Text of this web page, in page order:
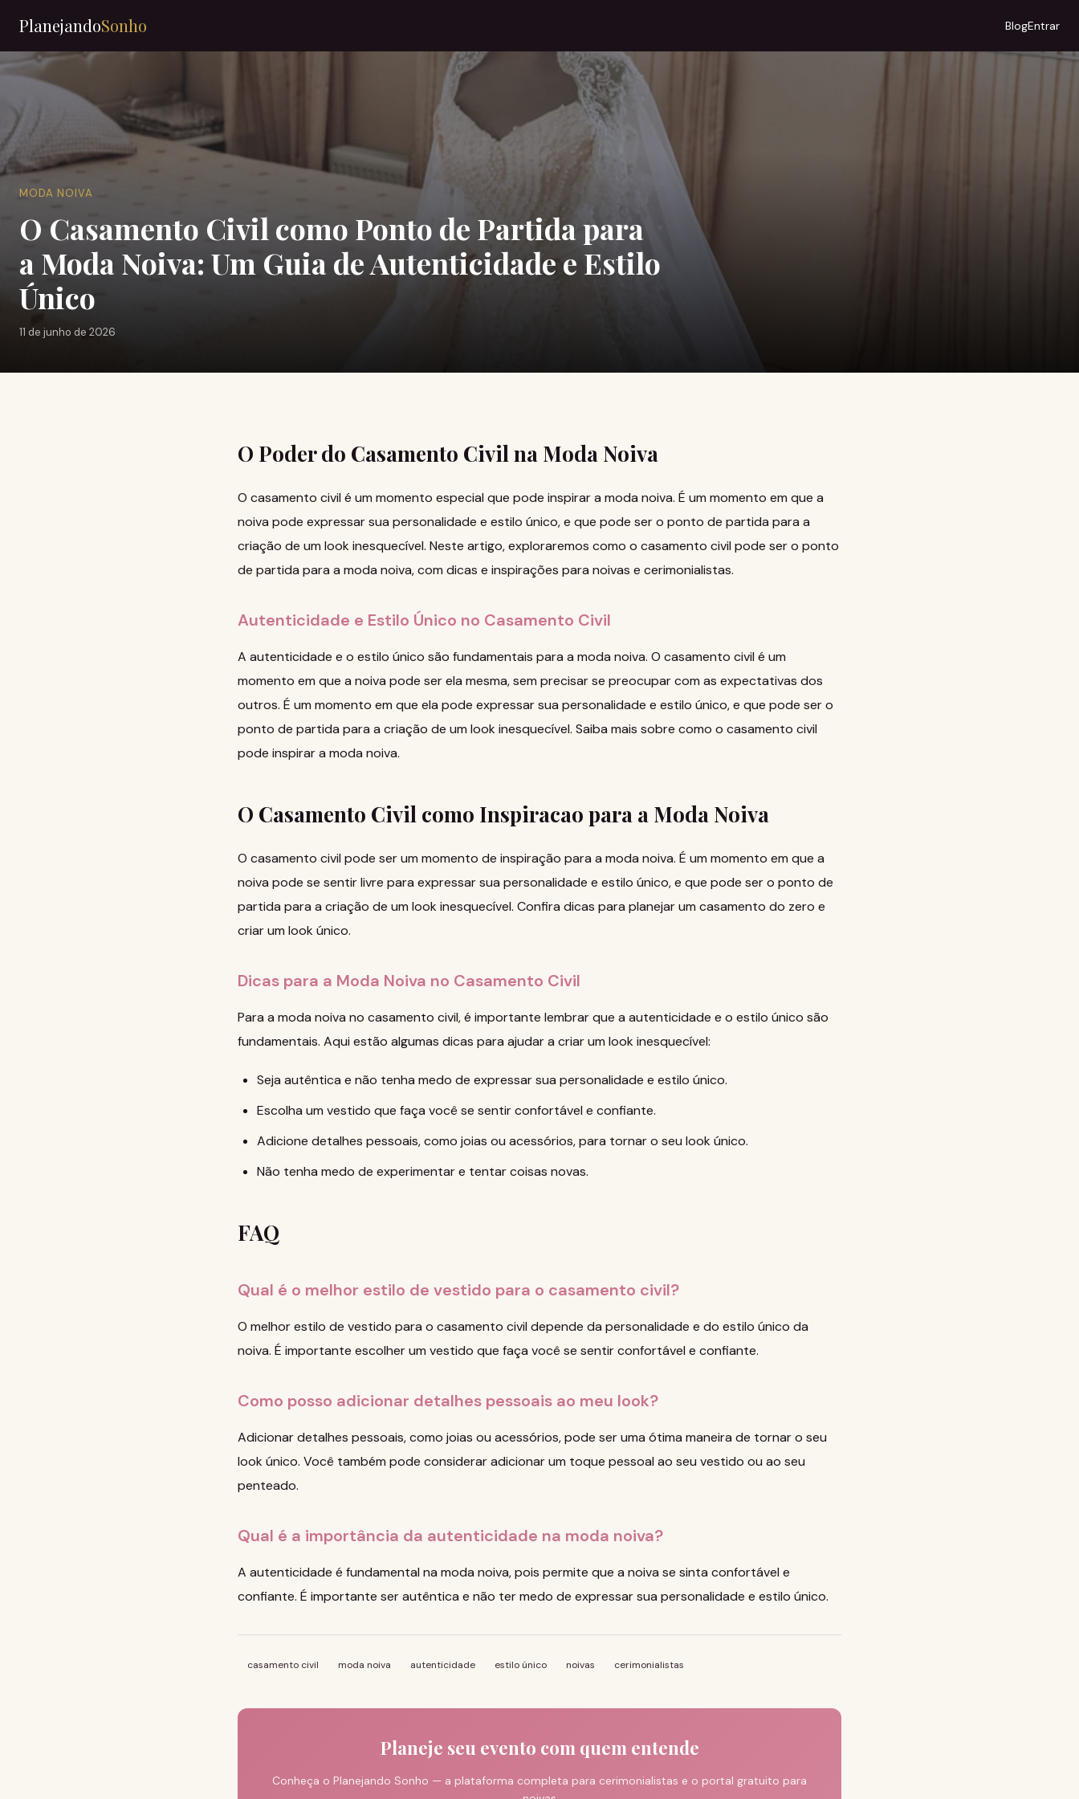
PlanejandoSonho BlogEntrar
MODA NOIVA
O Casamento Civil como Ponto de Partida para
a Moda Noiva: Um Guia de Autenticidade e Estilo
Único
11 de junho de 2026
O Poder do Casamento Civil na Moda Noiva
O casamento civil é um momento especial que pode inspirar a moda noiva. É um momento em que a
noiva pode expressar sua personalidade e estilo único, e que pode ser o ponto de partida para a
criação de um look inesquecível. Neste artigo, exploraremos como o casamento civil pode ser o ponto
de partida para a moda noiva, com dicas e inspirações para noivas e cerimonialistas.
Autenticidade e Estilo Único no Casamento Civil
A autenticidade e o estilo único são fundamentais para a moda noiva. O casamento civil é um
momento em que a noiva pode ser ela mesma, sem precisar se preocupar com as expectativas dos
outros. É um momento em que ela pode expressar sua personalidade e estilo único, e que pode ser o
ponto de partida para a criação de um look inesquecível. Saiba mais sobre como o casamento civil
pode inspirar a moda noiva.
O Casamento Civil como Inspiracao para a Moda Noiva
O casamento civil pode ser um momento de inspiração para a moda noiva. É um momento em que a
noiva pode se sentir livre para expressar sua personalidade e estilo único, e que pode ser o ponto de
partida para a criação de um look inesquecível. Confira dicas para planejar um casamento do zero e
criar um look único.
Dicas para a Moda Noiva no Casamento Civil
Para a moda noiva no casamento civil, é importante lembrar que a autenticidade e o estilo único são
fundamentais. Aqui estão algumas dicas para ajudar a criar um look inesquecível:
Seja autêntica e não tenha medo de expressar sua personalidade e estilo único.
Escolha um vestido que faça você se sentir confortável e confiante.
Adicione detalhes pessoais, como joias ou acessórios, para tornar o seu look único.
Não tenha medo de experimentar e tentar coisas novas.
FAQ
Qual é o melhor estilo de vestido para o casamento civil?
O melhor estilo de vestido para o casamento civil depende da personalidade e do estilo único da
noiva. É importante escolher um vestido que faça você se sentir confortável e confiante.
Como posso adicionar detalhes pessoais ao meu look?
Adicionar detalhes pessoais, como joias ou acessórios, pode ser uma ótima maneira de tornar o seu
look único. Você também pode considerar adicionar um toque pessoal ao seu vestido ou ao seu
penteado.
Qual é a importância da autenticidade na moda noiva?
A autenticidade é fundamental na moda noiva, pois permite que a noiva se sinta confortável e
confiante. É importante ser autêntica e não ter medo de expressar sua personalidade e estilo único.
casamento civil moda noiva autenticidade estilo único noivas cerimonialistas
Planeje seu evento com quem entende
Conheça o Planejando Sonho — a plataforma completa para cerimonialistas e o portal gratuito para